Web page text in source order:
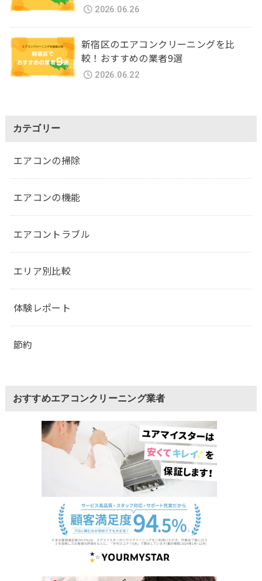
2026.06.26
新宿区のエアコンクリーニングを比
較！おすすめの業者9選
2026.06.22
カテゴリー
エアコンの掃除
エアコンの機能
エアコントラブル
エリア別比較
体験レポート
節約
おすすめエアコンクリーニング業者